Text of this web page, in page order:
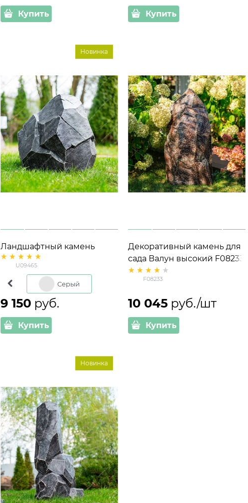
Купить Купить
Ландшафтный камень
малый U09465
стеклопластик 64*67*65 см
U09465
Серый
Новинка
9 150 руб.
Купить
Декоративный камень для
сада Валун высокий F08233
стеклопластик h=81 см
F08233
10 045 руб./шт
Купить
Новинка